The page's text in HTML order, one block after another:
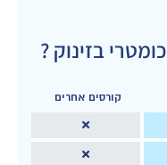
בזינוק ?
קורסים אחרים